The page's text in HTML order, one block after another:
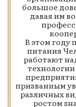
большое
давая им
В этом году
питания
работают
призванным
различных
ростом